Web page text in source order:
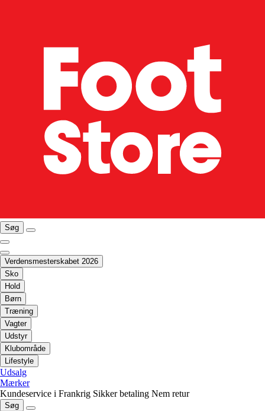
Søg
Verdensmesterskabet 2026
Sko
Hold
Børn
Træning
Vagter
Udstyr
Klubområde
Lifestyle
Udsalg
Mærker
Kundeservice i Frankrig Sikker betaling Nem retur
Søg